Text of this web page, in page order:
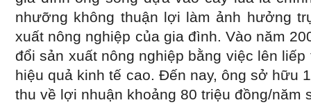
nhưỡng không thuận lợi làm ảnh hưởng
xuất nông nghiệp của gia đình. Vào năm
đổi sản xuất nông nghiệp bằng việc lên
hiệu quả kinh tế cao. Đến nay, ông sở hữu
thu về lợi nhuận khoảng 80 triệu đồng/năm